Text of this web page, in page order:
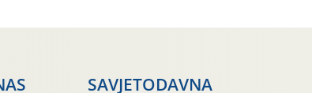
SAVJETODAVNA